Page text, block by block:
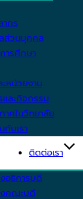
กร
ส่วนบุคคล
ารศึกษา
หน่วยงาน
และกิจกรรม
าศในวิทยาลัย
กับเรา
ติดต่อเรา
อธิการบดี
คณะบดี